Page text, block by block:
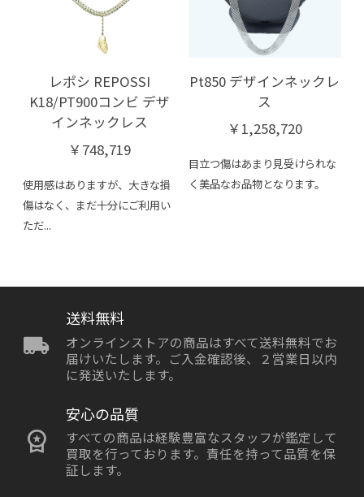
レポシ REPOSSI
K18/PT900コンビ デザ
インネックレス
￥748,719
使用感はありますが、大きな損
傷はなく、まだ十分にご利用い
ただ...
Pt850 デザインネックレ
ス
￥1,258,720
目立つ傷はあまり見受けられな
く美品なお品物となります。
送料無料
オンラインストアの商品はすべて送料無料でお
届けいたします。ご入金確認後、２営業日以内
に発送いたします。
安心の品質
すべての商品は経験豊富なスタッフが鑑定して
買取を行っております。責任を持って品質を保
証します。